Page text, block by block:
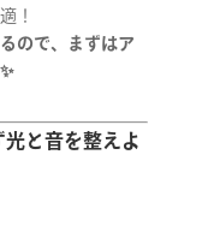
！
ので、まずはア
と音を整えよ